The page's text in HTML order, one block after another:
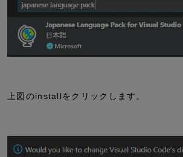
上図のinstall をクリックします。